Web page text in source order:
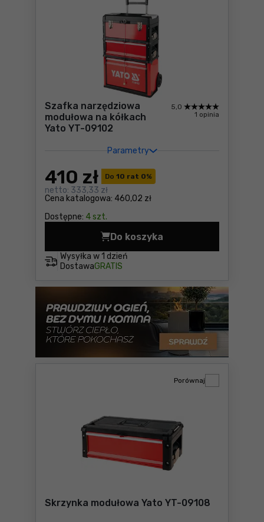
Szafka narzędziowa
modułowa na kółkach
Yato YT-09102
Parametry
5,0
1 opinia
Do 10 rat 0%
Cena katalogowa: 460,02 zł
410 zł
netto: 333,33 zł
Dostępne: 4 szt.
Wysyłka w 1 dzień
DostawaGRATIS
Do koszyka
Szafka narzędziowa
Skrzynka modułowa Yato YT-09108
Porównaj